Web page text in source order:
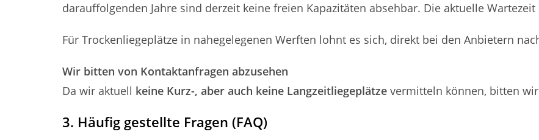
darauffolgenden Jahre sind derzeit keine freien Kapazitäten absehbar. Die aktuelle Wartezeit
Für Trockenliegeplätze in nahegelegenen Werften lohnt es sich, direkt bei den Anbietern
Wir bitten von Kontaktanfragen abzusehen
Da wir aktuell keine Kurz-, aber auch keine Langzeitliegeplätze vermitteln können, bitten
3. Häufig gestellte Fragen (FAQ)